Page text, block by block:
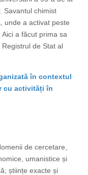
Savantul chimist
unde a activat peste
a făcut prima sa
de Stat al
în contextul
cu activități în
de cercetare,
umanistice și
științe exacte și